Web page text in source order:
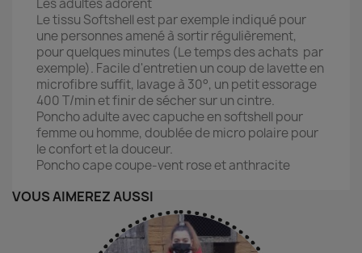
Les adultes adorent
Le tissu Softshell est par exemple indiqué pour
une personnes amené à sortir régulièrement,
pour quelques minutes (Le temps des achats par
exemple). Facile d'entretien un coup de lavette en
microfibre suffit, lavage à 30°, un petit essorage
400 T/min et finir de sécher sur un cintre.
Poncho adulte avec capuche en softshell pour
femme ou homme, doublée de micro polaire pour
le confort et la douceur.
Poncho cape coupe-vent rose et anthracite
VOUS AIMEREZ AUSSI